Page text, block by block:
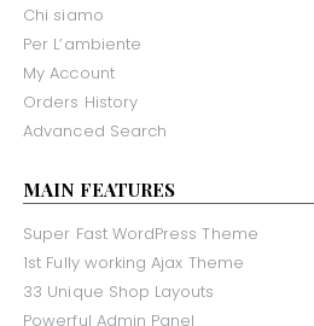
Chi siamo
Per L’ambiente
My Account
Orders History
Advanced Search
MAIN FEATURES
Super Fast WordPress Theme
1st Fully working Ajax Theme
33 Unique Shop Layouts
Powerful Admin Panel